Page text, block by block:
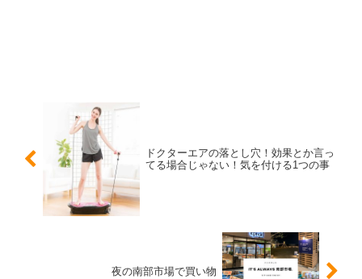
ドクターエアの落とし穴！効果とか言っ
てる場合じゃない！気を付ける1つの事
夜の南部市場で買い物